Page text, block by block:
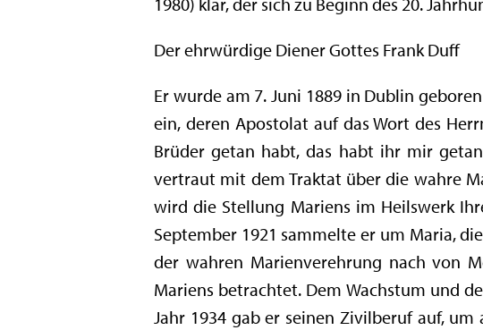
Der ehrwürdige Diener Gottes Frank Duff
Er wurde am 7. Juni 1889 in Dublin
ein, deren Apostolat auf das Wort des
Brüder getan habt, das habt ihr mir
vertraut mit dem Traktat über die wahre
wird die Stellung Mariens im Heilswerk
September 1921 sammelte er um Maria,
der wahren Marienverehrung nach von
Mariens betrachtet. Dem Wachstum und
Jahr 1934 gab er seinen Zivilberuf auf,